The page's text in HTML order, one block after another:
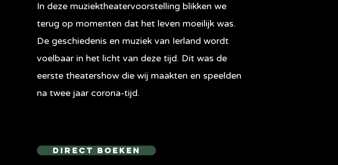
In deze muziektheatervoorstelling blikken we
terug op momenten dat het leven moeilijk was.
De geschiedenis en muziek van Ierland wordt
voelbaar in het licht van deze tijd. Dit was de
eerste theatershow die wij maakten en speelden
na twee jaar corona-tijd.
Direct boeken